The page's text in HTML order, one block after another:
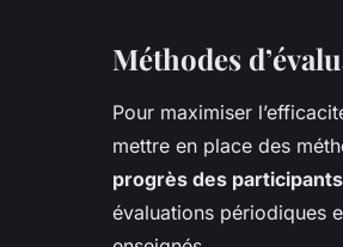
Méthodes
Pour maximiser
mettre en place des
progrès des participants
évaluations périodiques